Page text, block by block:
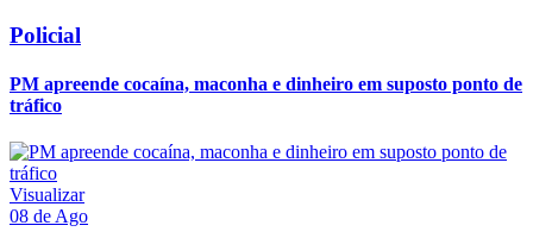
Policial
PM apreende cocaína, maconha e dinheiro em suposto ponto de
tráfico
Visualizar
08 de Ago